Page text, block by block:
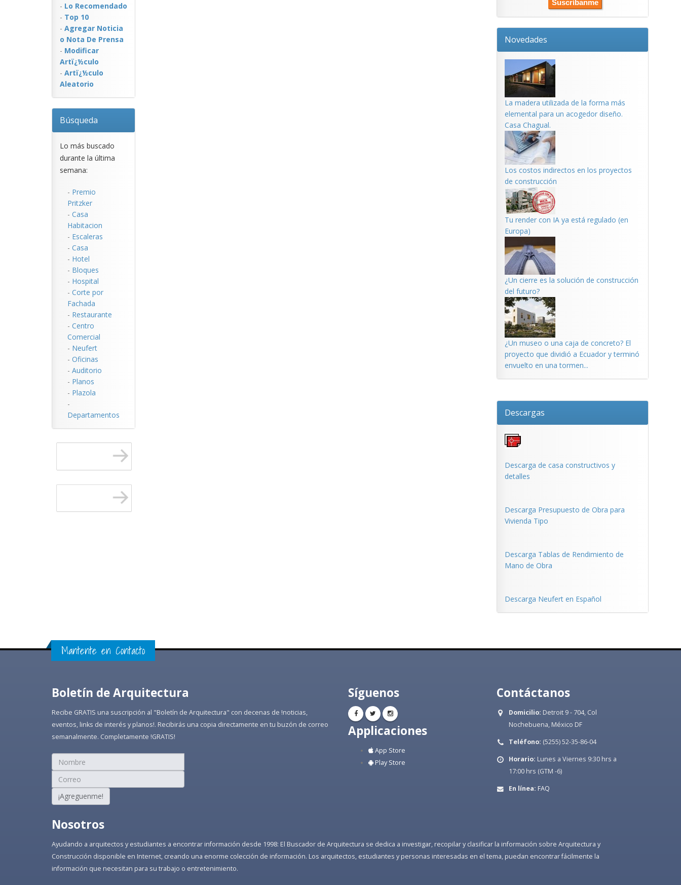
- Lo Recomendado
- Top 10
- Agregar Noticia
o Nota De Prensa
- Modificar
Artï¿½culo
- Artï¿½culo
Aleatorio
Búsqueda
Lo más buscado
durante la última
semana:
- Premio
Pritzker
- Casa
Habitacion
- Escaleras
- Casa
- Hotel
- Bloques
- Hospital
- Corte por
Fachada
- Restaurante
- Centro
Comercial
- Neufert
- Oficinas
- Auditorio
- Planos
- Plazola
-
Departamentos
Novedades
La madera utilizada de la forma más
elemental para un acogedor diseño.
Casa Chagual.
Los costos indirectos en los proyectos
de construcción
Tu render con IA ya está regulado (en
Europa)
¿Un cierre es la solución de construcción
del futuro?
¿Un museo o una caja de concreto? El
proyecto que dividió a Ecuador y terminó
envuelto en una tormen...
Descargas
Descarga de casa constructivos y
detalles
Descarga Presupuesto de Obra para
Vivienda Tipo
Descarga Tablas de Rendimiento de
Mano de Obra
Descarga Neufert en Español
Mantente en Contacto
Boletín de Arquitectura
Recibe GRATIS una suscripción al "Boletín de Arquitectura" con decenas de !noticias,
eventos, links de interés y planos!. Recibirás una copia directamente en tu buzón de correo
semanalmente. Completamente !GRATIS!
¡Agreguenme!
Síguenos
Applicaciones
App Store
Play Store
Contáctanos
Domicilio: Detroit 9 - 704, Col
Nochebuena, México DF
Teléfono: (5255) 52-35-86-04
Horario: Lunes a Viernes 9:30 hrs a
17:00 hrs (GTM -6)
En línea: FAQ
Nosotros
Ayudando a arquitectos y estudiantes a encontrar información desde 1998: El Buscador de Arquitectura se dedica a investigar, recopilar y clasificar la información sobre Arquitectura y
Construcción disponible en Internet, creando una enorme colección de información. Los arquitectos, estudiantes y personas interesadas en el tema, puedan encontrar fácilmente la
información que necesitan para su trabajo o entretenimiento.